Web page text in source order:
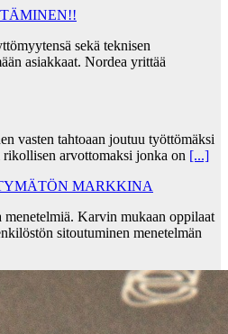
sekä teknisen
asiakkaat. Nordea yrittää
vasten tahtoaan joutuu työttömäksi
arvottomaksi jonka on [...]
MARKKINA
Karvin mukaan oppilaat
sitoutuminen menetelmän